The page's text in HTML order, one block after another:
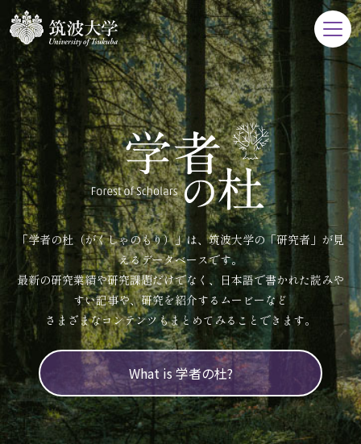
「学者の杜（がくしゃのもり）」は、筑波大学の「研究者」が見
えるデータベースです。
最新の研究業績や研究課題だけでなく、日本語で書かれた読みや
すい記事や、研究を紹介するムービーなど
さまざまなコンテンツもまとめてみることできます。
What is 学者の杜?